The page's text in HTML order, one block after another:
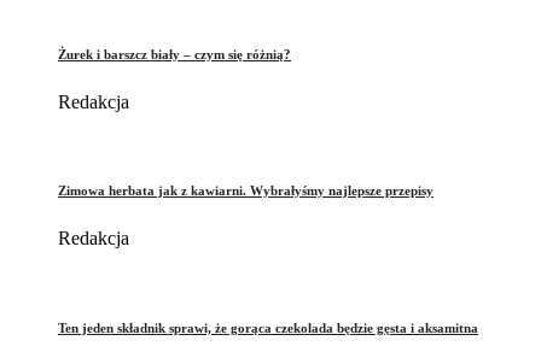
Żurek i barszcz biały – czym się różnią?
Redakcja
Zimowa herbata jak z kawiarni. Wybrałyśmy najlepsze przepisy
Redakcja
Ten jeden składnik sprawi, że gorąca czekolada będzie gęsta i aksamitna